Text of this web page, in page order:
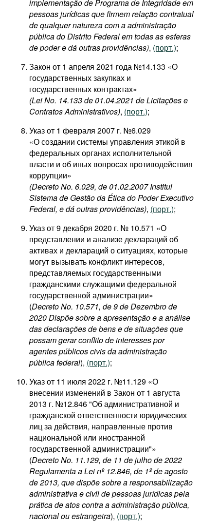
implementação de Programa de Integridade em
pessoas jurídicas que firmem relação contratual
de qualquer natureza com a administração
pública do Distrito Federal em todas as esferas
de poder e dá outras providências), (порт.);
Закон от 1 апреля 2021 года №14.133 «О
государственных закупках и
государственных контрактах»
(Lei No. 14.133 de 01.04.2021 de Licitações e
Contratos Administrativos), (порт.);
Указ от 1 февраля 2007 г. №6.029
«О создании системы управления этикой в
федеральных органах исполнительной
власти и об иных вопросах противодействия
коррупции»​
(Decreto No. 6.029, de 01.02.2007 Institui
Sistema de Gestão da Ética do Poder Executivo
Federal, e dá outras providências), (порт.);
Указ от 9 декабря 2020 г. № 10.571 «О
представлении и анализе деклараций об
активах и деклараций о ситуациях, которые
могут вызывать конфликт интересов,
представляемых государственными
гражданскими служащими федеральной
государственной администрации»
(Decreto No. 10.571, de 9 de Dezembro de
2020 Dispõe sobre a apresentação e a análise
das declarações de bens e de situações que
possam gerar conflito de interesses por
agentes públicos civis da administração
pública federal), (порт.);
Указ от 11 июля 2022 г. №11.129 «О
внесении изменений в Закон от 1 августа
2013 г. №12.846 "Об административной и
гражданской ответственности юридических
лиц за действия, направленные против
национальной или иностранной
государственной администрации"»
(Decreto No. 11.129, de 11 de julho de 2022
Regulamenta a Lei nº 12.846, de 1º de agosto
de 2013, que dispõe sobre a responsabilização
administrativa e civil de pessoas jurídicas pela
prática de atos contra a administração pública,
nacional ou estrangeira), (порт.);